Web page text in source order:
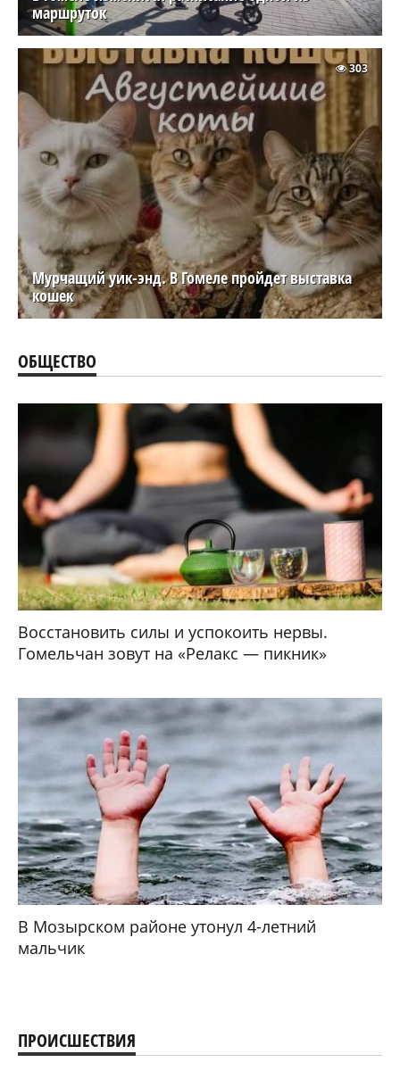
маршруток
Мурчащий уик-энд. В Гомеле пройдет выставка
кошек
303
ОБЩЕСТВО
Восстановить силы и успокоить нервы.
Гомельчан зовут на «Релакс — пикник»
В Мозырском районе утонул 4-летний
мальчик
ПРОИСШЕСТВИЯ